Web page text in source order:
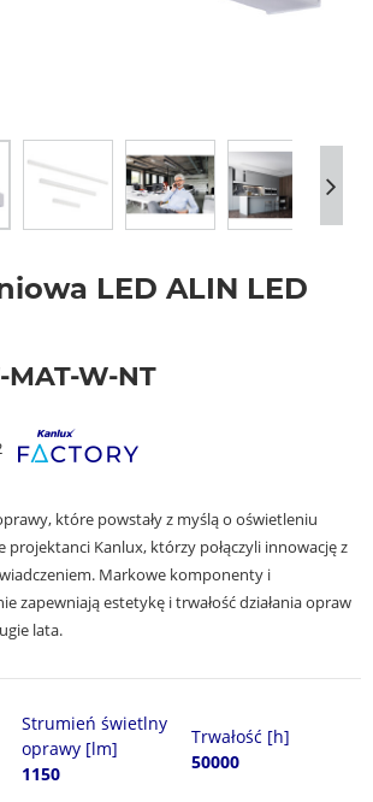
LED ALIN LED
W-NT
które powstały z myślą o oświetleniu
projektanci Kanlux, którzy połączyli innowację z
Markowe komponenty i
zapewniają estetykę i trwałość działania opraw
lata.
Strumień świetlny
oprawy [lm]
1150
Trwałość [h]
50000